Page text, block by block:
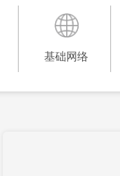
基础网络